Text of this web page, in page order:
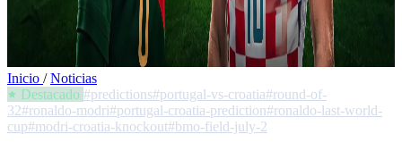
Inicio / Noticias
Destacado #predictions#portugal-vs-croatia#round-of-
32#ronaldo-modri#portugal-croatia-prediction#ronaldo-last-world-
cup#modri-croatia-knockout#bmo-field-july-2